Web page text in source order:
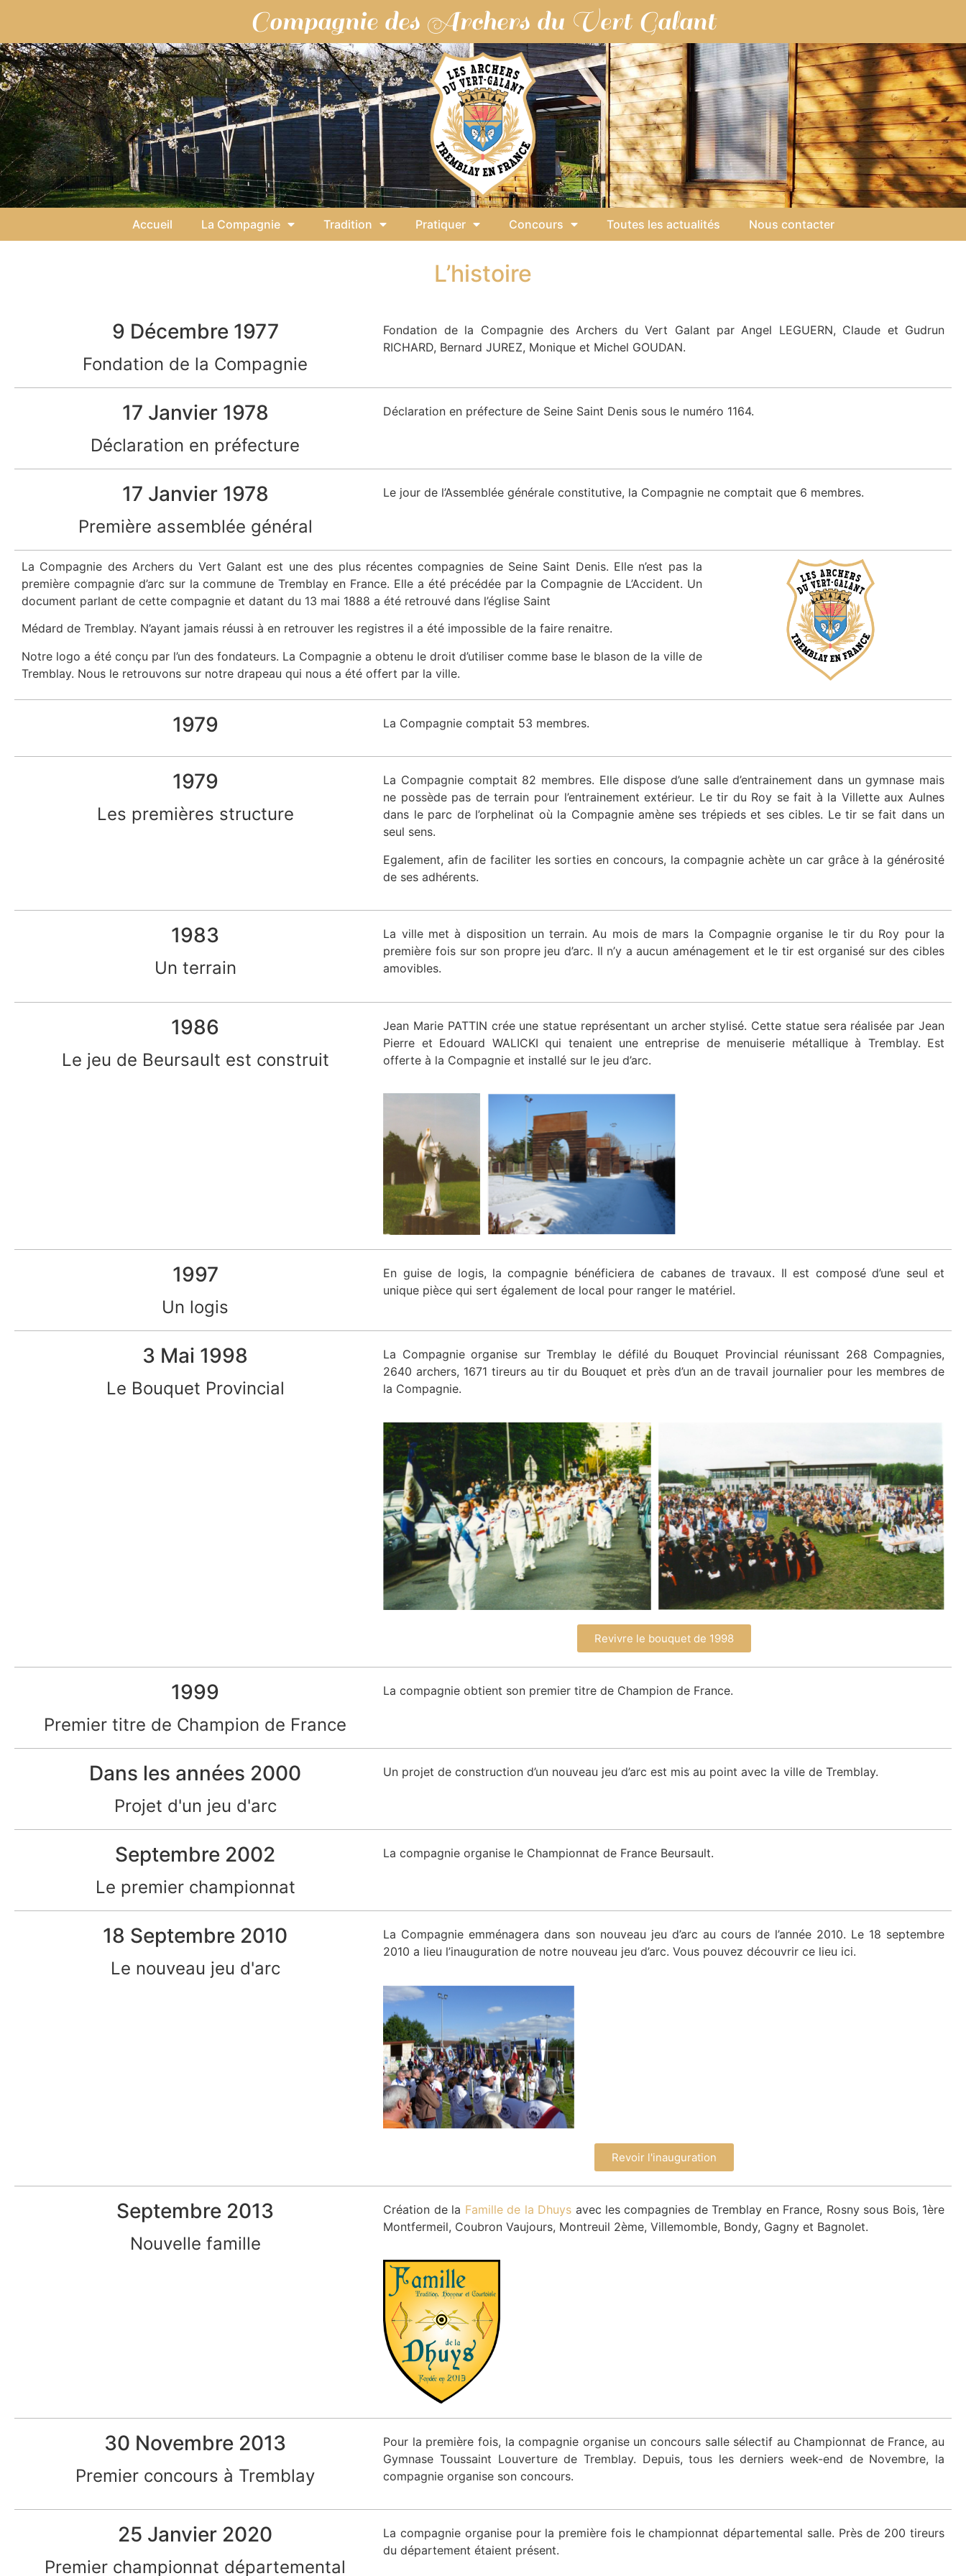
Compagnie des Archers du Vert Galant
Accueil La Compagnie Tradition Pratiquer Concours Toutes les actualités Nous contacter
L’histoire
9 Décembre 1977
Fondation de la Compagnie
Fondation de la Compagnie des Archers du Vert Galant par Angel LEGUERN, Claude et Gudrun
RICHARD, Bernard JUREZ, Monique et Michel GOUDAN.
17 Janvier 1978
Déclaration en préfecture
Déclaration en préfecture de Seine Saint Denis sous le numéro 1164.
17 Janvier 1978
Première assemblée général
Le jour de l’Assemblée générale constitutive, la Compagnie ne comptait que 6 membres.
La Compagnie des Archers du Vert Galant est une des plus récentes compagnies de Seine Saint Denis. Elle n’est pas la
première compagnie d’arc sur la commune de Tremblay en France. Elle a été précédée par la Compagnie de L’Accident. Un
document parlant de cette compagnie et datant du 13 mai 1888 a été retrouvé dans l’église Saint
Médard de Tremblay. N’ayant jamais réussi à en retrouver les registres il a été impossible de la faire renaitre.
Notre logo a été conçu par l’un des fondateurs. La Compagnie a obtenu le droit d’utiliser comme base le blason de la ville de
Tremblay. Nous le retrouvons sur notre drapeau qui nous a été offert par la ville.
1979 La Compagnie comptait 53 membres.
1979
Les premières structure
La Compagnie comptait 82 membres. Elle dispose d’une salle d’entrainement dans un gymnase mais
ne possède pas de terrain pour l’entrainement extérieur. Le tir du Roy se fait à la Villette aux Aulnes
dans le parc de l’orphelinat où la Compagnie amène ses trépieds et ses cibles. Le tir se fait dans un
seul sens.
Egalement, afin de faciliter les sorties en concours, la compagnie achète un car grâce à la générosité
de ses adhérents.
1983
Un terrain
La ville met à disposition un terrain. Au mois de mars la Compagnie organise le tir du Roy pour la
première fois sur son propre jeu d’arc. Il n’y a aucun aménagement et le tir est organisé sur des cibles
amovibles.
1986
Le jeu de Beursault est construit
Jean Marie PATTIN crée une statue représentant un archer stylisé. Cette statue sera réalisée par Jean
Pierre et Edouard WALICKI qui tenaient une entreprise de menuiserie métallique à Tremblay. Est
offerte à la Compagnie et installé sur le jeu d’arc.
1997
Un logis
En guise de logis, la compagnie bénéficiera de cabanes de travaux. Il est composé d’une seul et
unique pièce qui sert également de local pour ranger le matériel.
3 Mai 1998
Le Bouquet Provincial
La Compagnie organise sur Tremblay le défilé du Bouquet Provincial réunissant 268 Compagnies,
2640 archers, 1671 tireurs au tir du Bouquet et près d’un an de travail journalier pour les membres de
la Compagnie.
Revivre le bouquet de 1998
1999
Premier titre de Champion de France
La compagnie obtient son premier titre de Champion de France.
Dans les années 2000
Projet d'un jeu d'arc
Un projet de construction d’un nouveau jeu d’arc est mis au point avec la ville de Tremblay.
Septembre 2002
Le premier championnat
La compagnie organise le Championnat de France Beursault.
18 Septembre 2010
Le nouveau jeu d'arc
La Compagnie emménagera dans son nouveau jeu d’arc au cours de l’année 2010. Le 18 septembre
2010 a lieu l’inauguration de notre nouveau jeu d’arc. Vous pouvez découvrir ce lieu ici.
Revoir l'inauguration
Septembre 2013
Nouvelle famille
Création de la Famille de la Dhuys avec les compagnies de Tremblay en France, Rosny sous Bois, 1ère
Montfermeil, Coubron Vaujours, Montreuil 2ème, Villemomble, Bondy, Gagny et Bagnolet.
30 Novembre 2013
Premier concours à Tremblay
Pour la première fois, la compagnie organise un concours salle sélectif au Championnat de France, au
Gymnase Toussaint Louverture de Tremblay. Depuis, tous les derniers week-end de Novembre, la
compagnie organise son concours.
25 Janvier 2020
Premier championnat départemental
La compagnie organise pour la première fois le championnat départemental salle. Près de 200 tireurs
du département étaient présent.